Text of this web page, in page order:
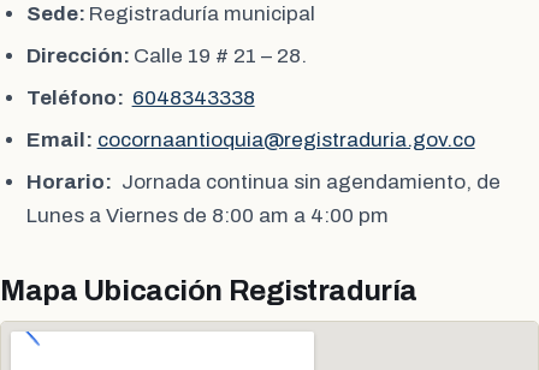
Sede: Registraduría municipal
Dirección: Calle 19 # 21 – 28.
Teléfono: 6048343338
Email: cocornaantioquia@registraduria.gov.co
Horario: Jornada continua sin agendamiento, de
Lunes a Viernes de 8:00 am a 4:00 pm
Mapa Ubicación Registraduría